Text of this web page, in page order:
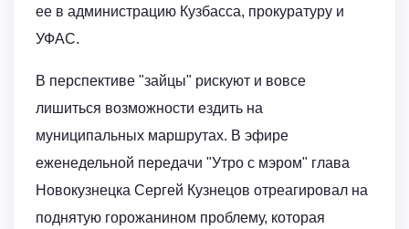
ее в администрацию Кузбасса, прокуратуру и
УФАС.
В перспективе "зайцы" рискуют и вовсе
лишиться возможности ездить на
муниципальных маршрутах. В эфире
еженедельной передачи "Утро с мэром" глава
Новокузнецка Сергей Кузнецов отреагировал на
поднятую горожанином проблему, которая